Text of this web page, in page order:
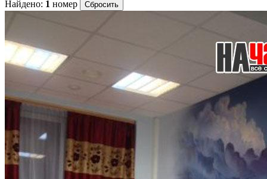
Найдено: 1 номер Сбросить